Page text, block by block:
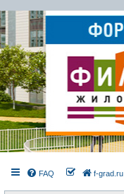
FAQ f-grad.ru